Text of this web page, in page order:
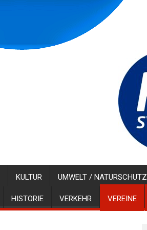
KULTUR UMWELT / NATURSCHUTZ
HISTORIE VERKEHR VEREINE